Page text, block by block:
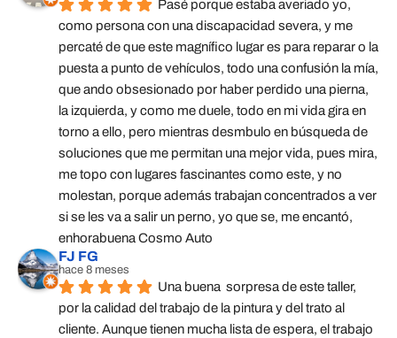
Pasé porque estaba averiado yo,
como persona con una discapacidad severa, y me
percaté de que este magnífico lugar es para reparar o la
puesta a punto de vehículos, todo una confusión la mía,
que ando obsesionado por haber perdido una pierna,
la izquierda, y como me duele, todo en mi vida gira en
torno a ello, pero mientras desmbulo en búsqueda de
soluciones que me permitan una mejor vida, pues mira,
me topo con lugares fascinantes como este, y no
molestan, porque además trabajan concentrados a ver
si se les va a salir un perno, yo que se, me encantó,
enhorabuena Cosmo Auto
FJ FG
hace 8 meses
Una buena  sorpresa de este taller,
por la calidad del trabajo de la pintura y del trato al
cliente. Aunque tienen mucha lista de espera, el trabajo